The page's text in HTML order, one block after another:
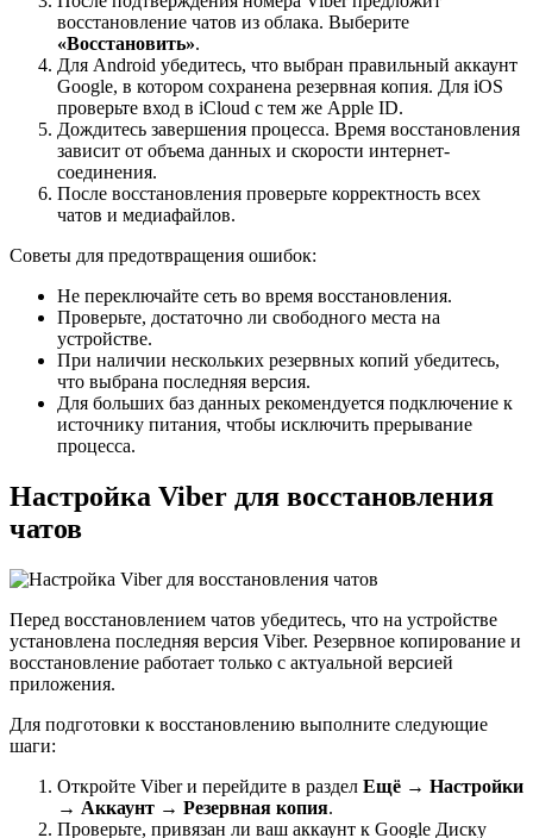
восстановление чатов из облака. Выберите
«Восстановить».
Для Android убедитесь, что выбран правильный аккаунт
Google, в котором сохранена резервная копия. Для iOS
проверьте вход в iCloud с тем же Apple ID.
Дождитесь завершения процесса. Время восстановления
зависит от объема данных и скорости интернет-
соединения.
После восстановления проверьте корректность всех
чатов и медиафайлов.
Советы для предотвращения ошибок:
Не переключайте сеть во время восстановления.
Проверьте, достаточно ли свободного места на
устройстве.
При наличии нескольких резервных копий убедитесь,
что выбрана последняя версия.
Для больших баз данных рекомендуется подключение к
источнику питания, чтобы исключить прерывание
процесса.
Настройка Viber для восстановления
чатов
Перед восстановлением чатов убедитесь, что на устройстве
установлена последняя версия Viber. Резервное копирование и
восстановление работает только с актуальной версией
приложения.
Для подготовки к восстановлению выполните следующие
шаги:
Откройте Viber и перейдите в раздел Ещё → Настройки
→ Аккаунт → Резервная копия.
Проверьте, привязан ли ваш аккаунт к Google Диску